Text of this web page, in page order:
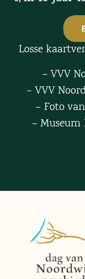
Losse
– VVV
– VVV
– Foto
–